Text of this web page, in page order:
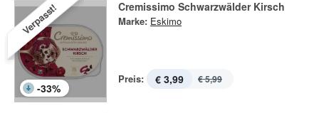
Verpasst!
-33%
Cremissimo Schwarzwälder Kirsch
Marke: Eskimo
Preis: € 3,99 € 5,99